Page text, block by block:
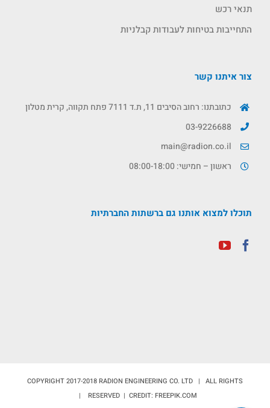
תנאי רכש
התחייבות בטיחות לעבודות קבלניות
צור איתנו קשר
כתובתנו: רחוב הסיבים 11, ת.ד 7111 פתח תקווה, קרית מטלון
03-9226688
main@radion.co.il
ראשון – חמישי: 08:00-18:00
תוכלו למצוא אותנו גם ברשתות החברתיות
COPYRIGHT 2017-2018 RADION ENGINEERING CO. LTD | ALL RIGHTS
RESERVED | CREDIT: FREEPIK.COM |